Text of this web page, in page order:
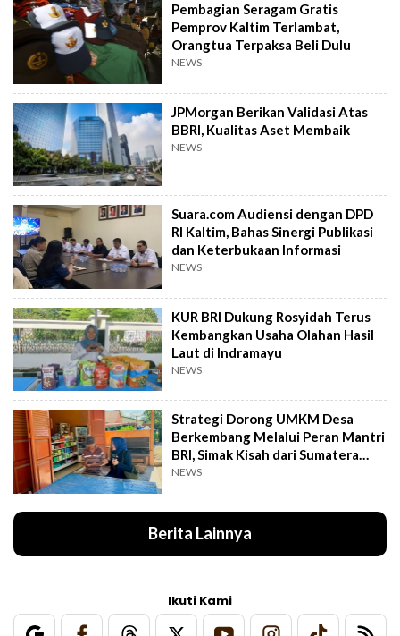
Pembagian Seragam Gratis
Pemprov Kaltim Terlambat,
Orangtua Terpaksa Beli Dulu
NEWS
JPMorgan Berikan Validasi Atas
BBRI, Kualitas Aset Membaik
NEWS
Suara.com Audiensi dengan DPD
RI Kaltim, Bahas Sinergi Publikasi
dan Keterbukaan Informasi
NEWS
KUR BRI Dukung Rosyidah Terus
Kembangkan Usaha Olahan Hasil
Laut di Indramayu
NEWS
Strategi Dorong UMKM Desa
Berkembang Melalui Peran Mantri
BRI, Simak Kisah dari Sumatera
Utara Ini
NEWS
Berita Lainnya
Ikuti Kami